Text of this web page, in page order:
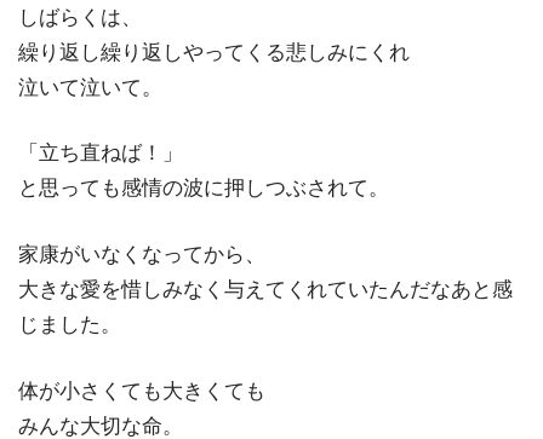
しばらくは、
繰り返し繰り返しやってくる悲しみにくれ
泣いて泣いて。
「立ち直ねば！」
と思っても感情の波に押しつぶされて。
家康がいなくなってから、
大きな愛を惜しみなく与えてくれていたんだなあと感
じました。
体が小さくても大きくても
みんな大切な命。